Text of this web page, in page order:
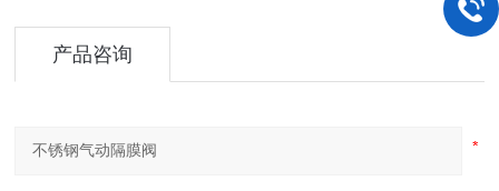
产品咨询